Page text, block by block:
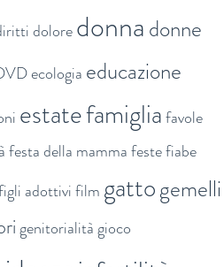
doloredonnadonne
ecologia educazione
estatefamiglia favole
festa della mamma festefiabe
adottivi film gattogemelli
genitorialità gioco